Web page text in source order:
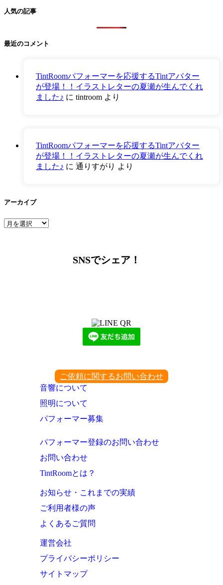
人気の記事
最近のコメント
TintRoomパフォーマーを応援するTintアバター
が登場！！イラストレターの夏瀬が生んでくれ
ました♪ に tintroom より
TintRoomパフォーマーを応援するTintアバター
が登場！！イラストレターの夏瀬が生んでくれ
ました♪ に 通りすがり より
アーカイブ
ア
SNSでシェア！
ご依頼に関するお問い合わせ
音響について
照明について
パフォーマー募集
パフォーマー登録のお問い合わせ
お問い合わせ
TintRoomとは？
お知らせ・これまでの実績
ご利用者様の声
よくあるご質問
運営会社
プライバシーポリシー
サイトマップ